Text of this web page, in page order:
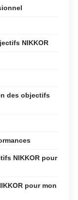
NIKKOR
des objectifs
NIKKOR pour
pour mon